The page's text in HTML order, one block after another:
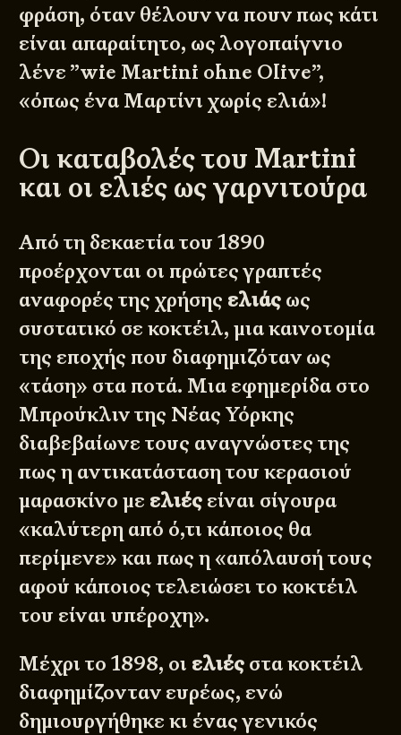
φράση, όταν θέλουν να πουν πως κάτι
είναι απαραίτητο, ως λογοπαίγνιο
λένε ”wie Martini ohne Olive”,
«όπως ένα Μαρτίνι χωρίς ελιά»!
Οι καταβολές του Martini
και οι ελιές ως γαρνιτούρα
Από τη δεκαετία του 1890
προέρχονται οι πρώτες γραπτές
αναφορές της χρήσης ελιάς ως
συστατικό σε κοκτέιλ, μια καινοτομία
της εποχής που διαφημιζόταν ως
«τάση» στα ποτά. Μια εφημερίδα στο
Μπρούκλιν της Νέας Υόρκης
διαβεβαίωνε τους αναγνώστες της
πως η αντικατάσταση του κερασιού
μαρασκίνο με ελιές είναι σίγουρα
«καλύτερη από ό,τι κάποιος θα
περίμενε» και πως η «απόλαυσή τους
αφού κάποιος τελειώσει το κοκτέιλ
του είναι υπέροχη».
Μέχρι το 1898, οι ελιές στα κοκτέιλ
διαφημίζονταν ευρέως, ενώ
δημιουργήθηκε κι ένας γενικός